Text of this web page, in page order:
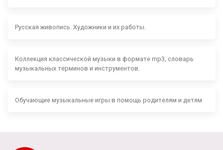
Русская живопись. Художники и их работы.
Коллекция классической музыки в формате mp3, словарь
музыкальных терминов и инструментов.
Обучающие музыкальные игры в помощь родителям и детям